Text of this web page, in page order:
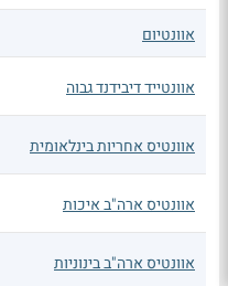
אוונטיום
אוונטייד דיבידנד גבוה
אוונטיס אחריות בינלאומית
אוונטיס ארה"ב איכות
אוונטיס ארה"ב בינוניות